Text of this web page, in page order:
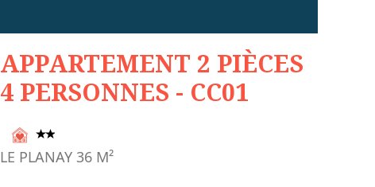
APPARTEMENT 2 PIÈCES
4 PERSONNES - CC01
LE PLANAY 36 M²